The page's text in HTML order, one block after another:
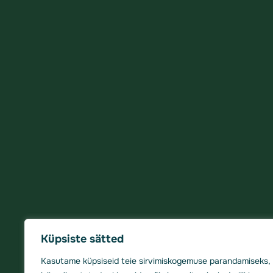
Küpsiste sätted
Kasutame küpsiseid teie sirvimiskogemuse parandamiseks,